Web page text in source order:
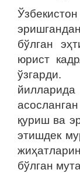
бўлган
юрист
ўзгарди.
қуриш ва
этишдек
бўлган